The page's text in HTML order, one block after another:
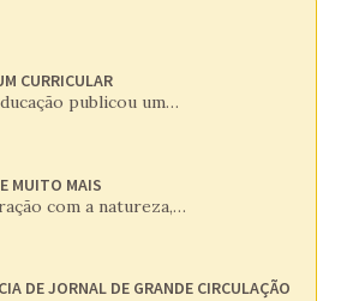
CURRICULAR
publicou um…
MUITO MAIS
com a natureza,…
DE JORNAL DE GRANDE CIRCULAÇÃO